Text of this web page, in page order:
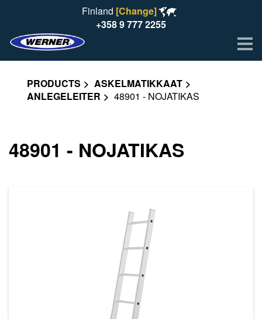
Finland [Change]
+358 9 777 2255
PRODUCTS
ASKELMATIKKAAT
ANLEGELEITER
48901 - NOJATIKAS
48901 - NOJATIKAS